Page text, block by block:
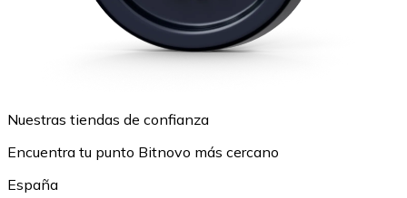
Nuestras tiendas de confianza
Encuentra tu punto Bitnovo más cercano
España